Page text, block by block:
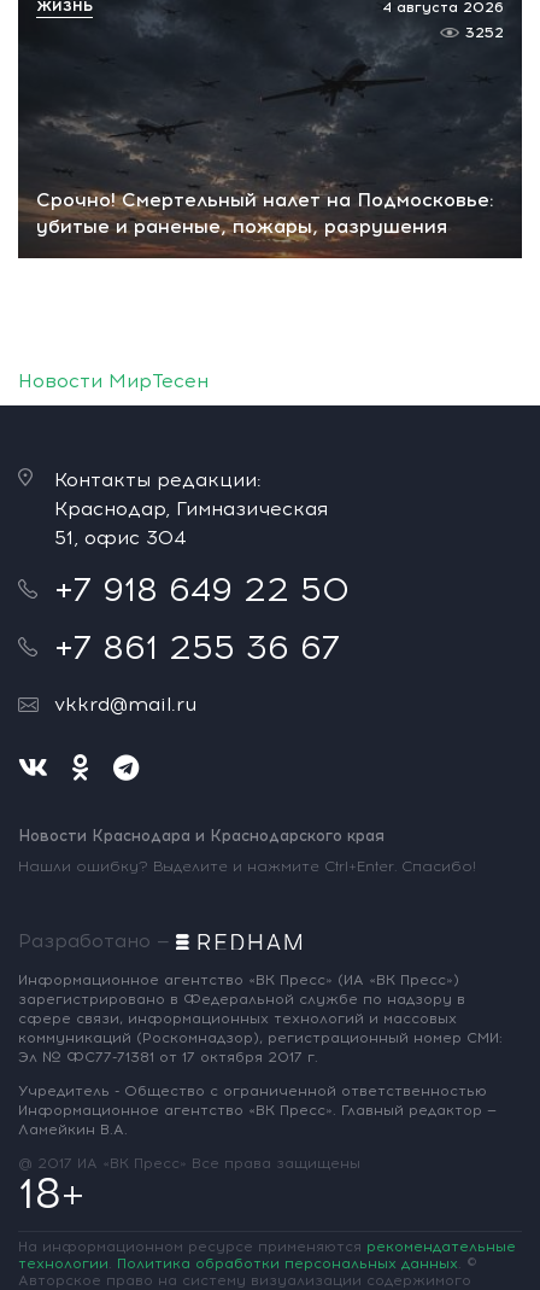
Срочно! Смертельный налет на Подмосковье:
убитые и раненые, пожары, разрушения
4 августа 2026
3252
ЖИЗНЬ
Новости МирТесен
Контакты редакции:
Краснодар, Гимназическая
51, офис 304
+7 918 649 22 50
+7 861 255 36 67
vkkrd@mail.ru
Новости Краснодара и Краснодарского края
Нашли ошибку? Выделите и нажмите Ctrl+Enter. Спасибо!
Разработано —
Информационное агентство «ВК Пресс» (ИА «ВК Пресс»)
зарегистрировано в Федеральной службе по надзору в
сфере связи, информационных технологий и массовых
коммуникаций (Роскомнадзор), регистрационный номер СМИ:
Эл № ФС77-71381 от 17 октября 2017 г.
Учредитель - Общество с ограниченной ответственностью
Информационное агентство «ВК Пресс». Главный редактор —
Ламейкин В.А.
@ 2017 ИА «ВК Пресс» Все права защищены
18+
На информационном ресурсе применяются рекомендательные
технологии. Политика обработки персональных данных. ©
Авторское право на систему визуализации содержимого